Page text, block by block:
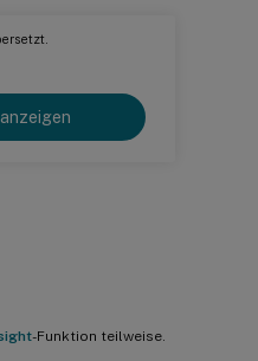
-Funktion teilweise.